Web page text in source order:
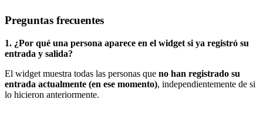
Preguntas frecuentes
1. ¿Por qué una persona aparece en el widget si ya registró su
entrada y salida?
El widget muestra todas las personas que no han registrado su
entrada actualmente (en ese momento), independientemente de si
lo hicieron anteriormente.